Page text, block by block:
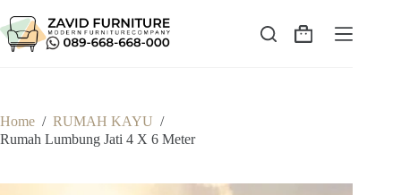
to
content
Shopping
Home / RUMAH KAYU /
Rumah Lumbung Jati 4 X 6 Meter